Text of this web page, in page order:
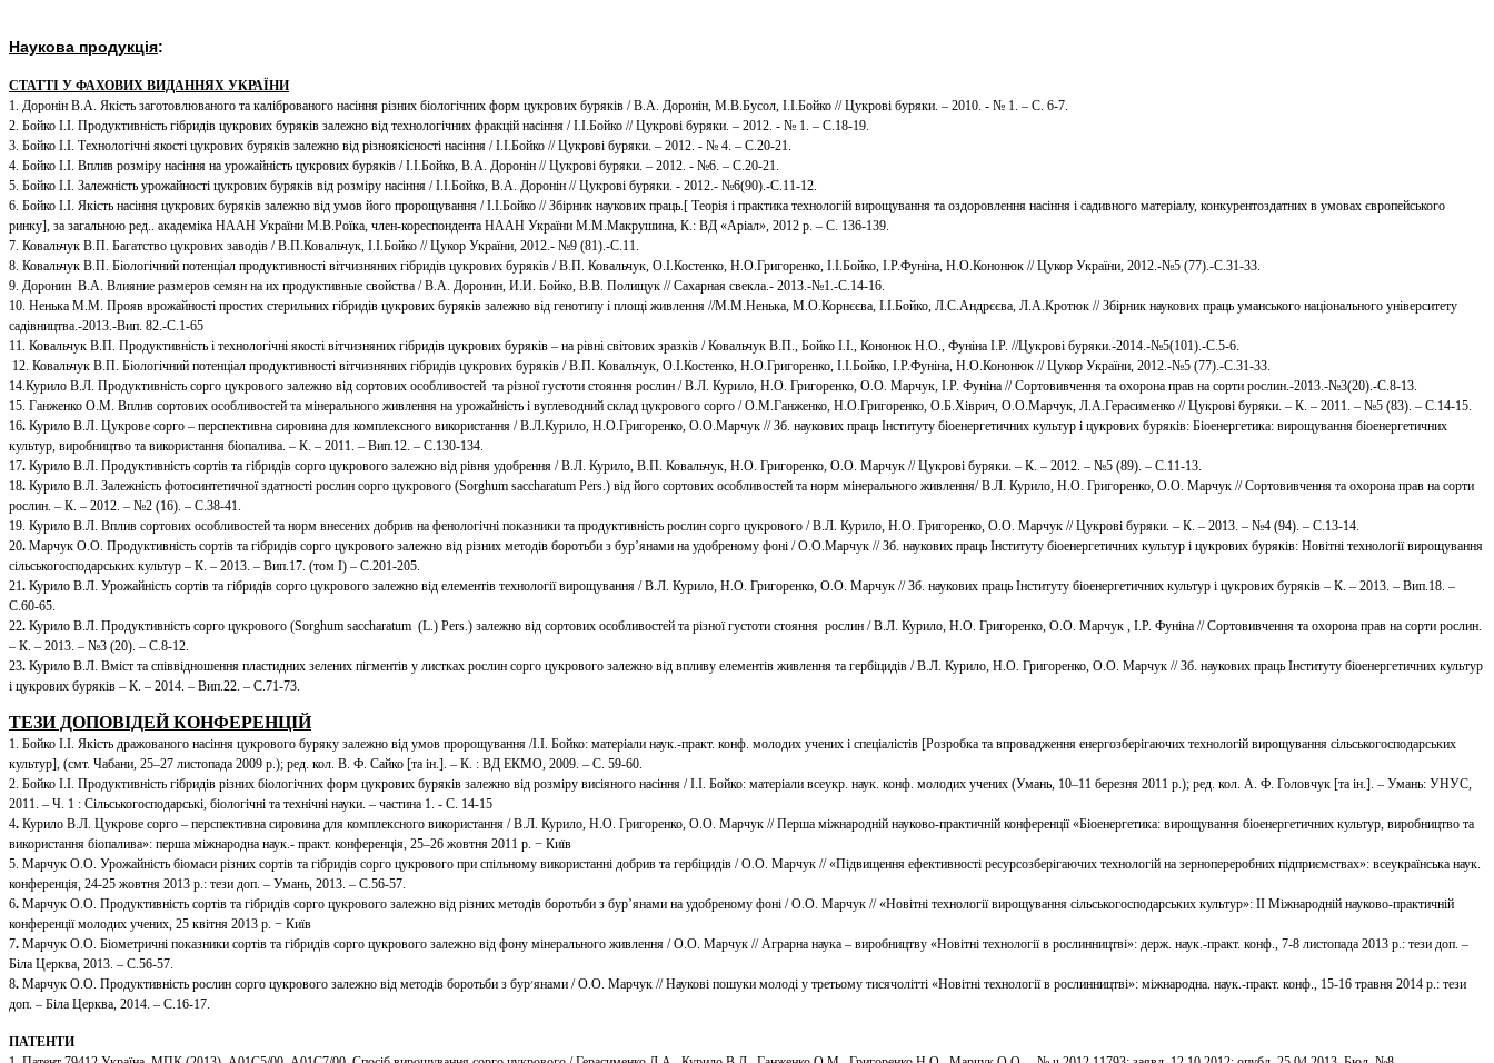
Наукова продукція:
СТАТТІ У ФАХОВИХ ВИДАННЯХ УКРАЇНИ
1. Доронін В.А. Якість заготовлюваного та каліброваного насіння різних біологічних форм цукрових буряків / В.А. Доронін, М.В.Бусол, І.І.Бойко // Цукрові буряки. – 2010. - № 1. – С. 6-7.
2. Бойко І.І. Продуктивність гібридів цукрових буряків залежно від технологічних фракцій насіння / І.І.Бойко // Цукрові буряки. – 2012. - № 1. – С.18-19.
3. Бойко І.І. Технологічні якості цукрових буряків залежно від різноякісності насіння / І.І.Бойко // Цукрові буряки. – 2012. - № 4. – С.20-21.
4. Бойко І.І. Вплив розміру насіння на урожайність цукрових буряків / І.І.Бойко, В.А. Доронін // Цукрові буряки. – 2012. - №6. – С.20-21.
5. Бойко І.І. Залежність урожайності цукрових буряків від розміру насіння / І.І.Бойко, В.А. Доронін // Цукрові буряки. - 2012.- №6(90).-С.11-12.
6. Бойко І.І. Якість насіння цукрових буряків залежно від умов його пророщування / І.І.Бойко // Збірник наукових праць.[ Теорія і практика технологій вирощування та оздоровлення насіння і садивного матеріалу, конкурентоздатних в умовах європейського
ринку], за загальною ред.. академіка НААН України М.В.Роїка, член-кореспондента НААН України М.М.Макрушина, К.: ВД «Аріал», 2012 р. – С. 136-139.
7. Ковальчук В.П. Багатство цукрових заводів / В.П.Ковальчук, І.І.Бойко // Цукор України, 2012.- №9 (81).-С.11.
8. Ковальчук В.П. Біологічний потенціал продуктивності вітчизняних гібридів цукрових буряків / В.П. Ковальчук, О.І.Костенко, Н.О.Григоренко, І.І.Бойко, І.Р.Фуніна, Н.О.Кононюк // Цукор України, 2012.-№5 (77).-С.31-33.
9. Доронин В.А. Влияние размеров семян на их продуктивные свойства / В.А. Доронин, И.И. Бойко, В.В. Полищук // Сахарная свекла.- 2013.-№1.-С.14-16.
10. Ненька М.М. Прояв врожайності простих стерильних гібридів цукрових буряків залежно від генотипу і площі живлення //М.М.Ненька, М.О.Корнєєва, І.І.Бойко, Л.С.Андрєєва, Л.А.Кротюк // Збірник наукових праць уманського національного університету
садівництва.-2013.-Вип. 82.-С.1-65
11. Ковальчук В.П. Продуктивність і технологічні якості вітчизняних гібридів цукрових буряків – на рівні світових зразків / Ковальчук В.П., Бойко І.І., Кононюк Н.О., Фуніна І.Р. //Цукрові буряки.-2014.-№5(101).-С.5-6.
12. Ковальчук В.П. Біологічний потенціал продуктивності вітчизняних гібридів цукрових буряків / В.П. Ковальчук, О.І.Костенко, Н.О.Григоренко, І.І.Бойко, І.Р.Фуніна, Н.О.Кононюк // Цукор України, 2012.-№5 (77).-С.31-33.
14.Курило В.Л. Продуктивність сорго цукрового залежно від сортових особливостей та різної густоти стояння рослин / В.Л. Курило, Н.О. Григоренко, О.О. Марчук, І.Р. Фуніна // Сортовивчення та охорона прав на сорти рослин.-2013.-№3(20).-С.8-13.
15. Ганженко О.М. Вплив сортових особливостей та мінерального живлення на урожайність і вуглеводний склад цукрового сорго / О.М.Ганженко, Н.О.Григоренко, О.Б.Хіврич, О.О.Марчук, Л.А.Герасименко // Цукрові буряки. – К. – 2011. – №5 (83). – С.14-15.
16. Курило В.Л. Цукрове сорго – перспективна сировина для комплексного використання / В.Л.Курило, Н.О.Григоренко, О.О.Марчук // Зб. наукових праць Інституту біоенергетичних культур і цукрових буряків: Біоенергетика: вирощування біоенергетичних
культур, виробництво та використання біопалива. – К. – 2011. – Вип.12. – С.130-134.
17. Курило В.Л. Продуктивність сортів та гібридів сорго цукрового залежно від рівня удобрення / В.Л. Курило, В.П. Ковальчук, Н.О. Григоренко, О.О. Марчук // Цукрові буряки. – К. – 2012. – №5 (89). – С.11-13.
18. Курило В.Л. Залежність фотосинтетичної здатності рослин сорго цукрового (Sorghum saccharatum Pers.) від його сортових особливостей та норм мінерального живлення/ В.Л. Курило, Н.О. Григоренко, О.О. Марчук // Сортовивчення та охорона прав на сорти
рослин. – К. – 2012. – №2 (16). – С.38-41.
19. Курило В.Л. Вплив сортових особливостей та норм внесених добрив на фенологічні показники та продуктивність рослин сорго цукрового / В.Л. Курило, Н.О. Григоренко, О.О. Марчук // Цукрові буряки. – К. – 2013. – №4 (94). – С.13-14.
20. Марчук О.О. Продуктивність сортів та гібридів сорго цукрового залежно від різних методів боротьби з бур’янами на удобреному фоні / О.О.Марчук // Зб. наукових праць Інституту біоенергетичних культур і цукрових буряків: Новітні технології вирощування
сільськогосподарських культур – К. – 2013. – Вип.17. (том I) – С.201-205.
21. Курило В.Л. Урожайність сортів та гібридів сорго цукрового залежно від елементів технології вирощування / В.Л. Курило, Н.О. Григоренко, О.О. Марчук // Зб. наукових праць Інституту біоенергетичних культур і цукрових буряків – К. – 2013. – Вип.18. –
С.60-65.
22. Курило В.Л. Продуктивність сорго цукрового (Sorghum saccharatum (L.) Pers.) залежно від сортових особливостей та різної густоти стояння рослин / В.Л. Курило, Н.О. Григоренко, О.О. Марчук , І.Р. Фуніна // Сортовивчення та охорона прав на сорти рослин.
– К. – 2013. – №3 (20). – С.8-12.
23. Курило В.Л. Вміст та співвідношення пластидних зелених пігментів у листках рослин сорго цукрового залежно від впливу елементів живлення та гербіцидів / В.Л. Курило, Н.О. Григоренко, О.О. Марчук // Зб. наукових праць Інституту біоенергетичних культур
і цукрових буряків – К. – 2014. – Вип.22. – С.71-73.
ТЕЗИ ДОПОВІДЕЙ КОНФЕРЕНЦІЙ
1. Бойко І.І. Якість дражованого насіння цукрового буряку залежно від умов пророщування /І.І. Бойко: матеріали наук.-практ. конф. молодих учених і спеціалістів [Розробка та впровадження енергозберігаючих технологій вирощування сільськогосподарських
культур], (смт. Чабани, 25–27 листопада 2009 р.); ред. кол. В. Ф. Сайко [та ін.]. – К. : ВД ЕКМО, 2009. – С. 59-60.
2. Бойко І.І. Продуктивність гібридів різних біологічних форм цукрових буряків залежно від розміру висіяного насіння / І.І. Бойко: матеріали всеукр. наук. конф. молодих учених (Умань, 10–11 березня 2011 р.); ред. кол. А. Ф. Головчук [та ін.]. – Умань: УНУС,
2011. – Ч. 1 : Сільськогосподарські, біологічні та технічні науки. – частина 1. - С. 14-15
4. Курило В.Л. Цукрове сорго – перспективна сировина для комплексного використання / В.Л. Курило, Н.О. Григоренко, О.О. Марчук // Перша міжнародній науково-практичній конференції «Біоенергетика: вирощування біоенергетичних культур, виробництво та
використання біопалива»: перша міжнародна наук.- практ. конференція, 25–26 жовтня 2011 р. − Київ
5. Марчук О.О. Урожайність біомаси різних сортів та гібридів сорго цукрового при спільному використанні добрив та гербіцидів / О.О. Марчук // «Підвищення ефективності ресурсозберігаючих технологій на зернопереробних підприємствах»: всеукраїнська наук.
конференція, 24-25 жовтня 2013 р.: тези доп. – Умань, 2013. – С.56-57.
6. Марчук О.О. Продуктивність сортів та гібридів сорго цукрового залежно від різних методів боротьби з бур’янами на удобреному фоні / О.О. Марчук // «Новітні технології вирощування сільськогосподарських культур»: ІІ Міжнародній науково-практичній
конференції молодих учених, 25 квітня 2013 р. − Київ
7. Марчук О.О. Біометричні показники сортів та гібридів сорго цукрового залежно від фону мінерального живлення / О.О. Марчук // Аграрна наука – виробництву «Новітні технології в рослинництві»: держ. наук.-практ. конф., 7-8 листопада 2013 р.: тези доп. –
Біла Церква, 2013. – С.56-57.
8. Марчук О.О. Продуктивність рослин сорго цукрового залежно від методів боротьби з бур׳янами / О.О. Марчук // Наукові пошуки молоді у третьому тисячолітті «Новітні технології в рослинництві»: міжнародна. наук.-практ. конф., 15-16 травня 2014 р.: тези
доп. – Біла Церква, 2014. – С.16-17.
ПАТЕНТИ